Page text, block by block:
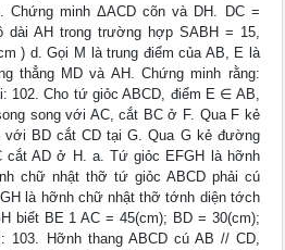
Chứng minh ΔACD cõn và DH. DC =
dài AH trong trường hợp SABH = 15,
) d. Gọi M là trung điểm của AB, E là
thẳng MD và AH. Chứng minh rằng:
102. Cho tứ giỏc ABCD, điểm E ∈ AB,
song với AC, cắt BC ở F. Qua F kẻ
với BD cắt CD tại G. Qua G kẻ đường
cắt AD ở H. a. Tứ giỏc EFGH là hỡnh
chữ nhật thỡ tứ giỏc ABCD phải cú
là hỡnh chữ nhật thỡ tớnh diện tớch
biết BE 1 AC = 45(cm); BD = 30(cm);
Hỡnh thang ABCD cú AB // CD,